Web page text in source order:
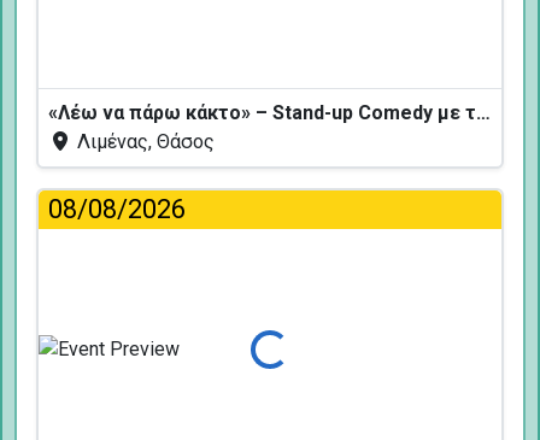
«Λέω να πάρω κάκτο» – Stand-up Comedy με τον Δημήτρη Χριστοφορίδη
Λιμένας, Θάσος
08/08/2026
Φόρτωση...